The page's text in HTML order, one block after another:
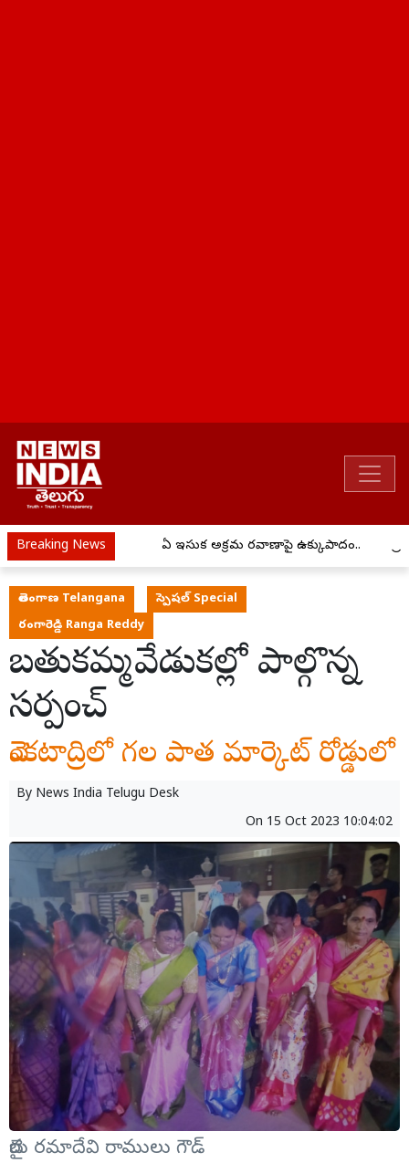
Breaking News ఏపీ ఇసుక అక్రమ రవాణాపై ఉక్కుపాదం.. ప్రీ
తెలంగాణ Telangana
స్పెషల్ Special
రంగారెడ్డి Ranga Reddy
బతుకమ్మ వేడుకల్లో పాల్గొన్న
సర్పంచ్
వెంకటాద్రిలో గల పాత మార్కెట్ రోడ్డులో
By News India Telugu Desk
On 15 Oct 2023 10:04:02
బైరు రమాదేవి రాములు గౌడ్